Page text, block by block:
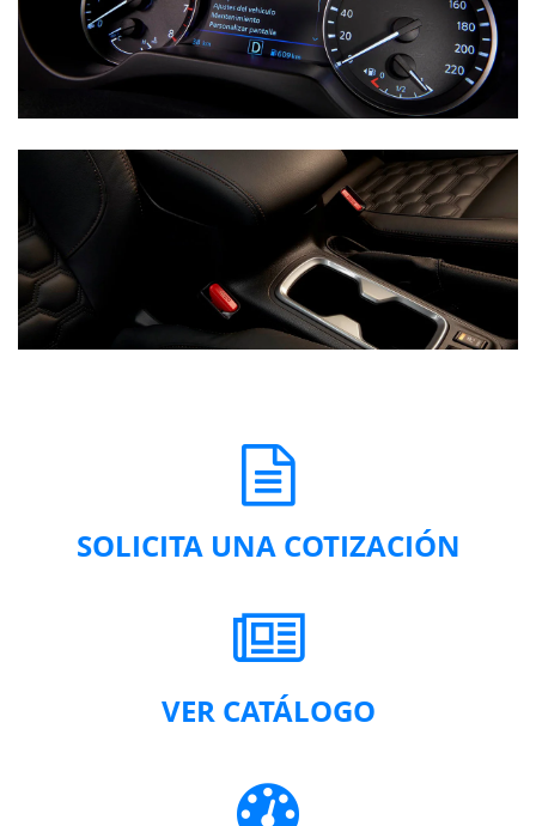
SOLICITA UNA COTIZACIÓN
VER CATÁLOGO